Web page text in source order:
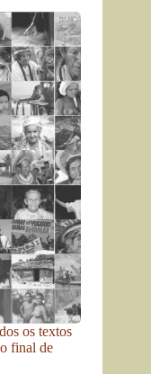
os textos
final de